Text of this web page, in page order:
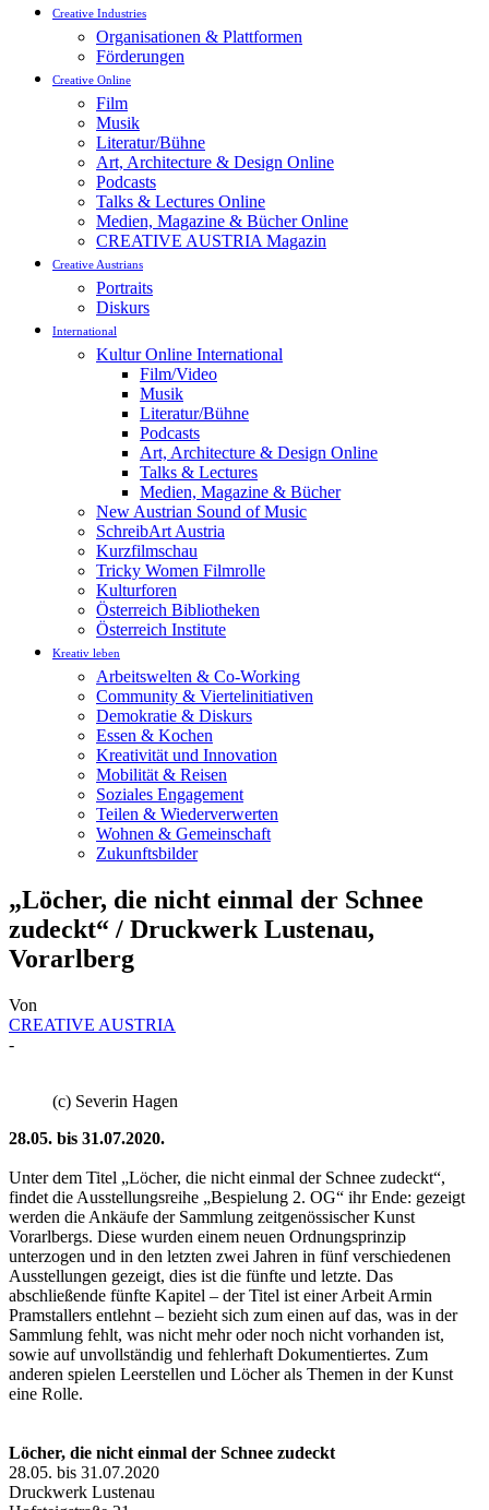
Creative Industries
Organisationen & Plattformen
Förderungen
Creative Online
Film
Musik
Literatur/Bühne
Art, Architecture & Design Online
Podcasts
Talks & Lectures Online
Medien, Magazine & Bücher Online
CREATIVE AUSTRIA Magazin
Creative Austrians
Portraits
Diskurs
International
Kultur Online International
Film/Video
Musik
Literatur/Bühne
Podcasts
Art, Architecture & Design Online
Talks & Lectures
Medien, Magazine & Bücher
New Austrian Sound of Music
SchreibArt Austria
Kurzfilmschau
Tricky Women Filmrolle
Kulturforen
Österreich Bibliotheken
Österreich Institute
Kreativ leben
Arbeitswelten & Co-Working
Community & Viertelinitiativen
Demokratie & Diskurs
Essen & Kochen
Kreativität und Innovation
Mobilität & Reisen
Soziales Engagement
Teilen & Wiederverwerten
Wohnen & Gemeinschaft
Zukunftsbilder
„Löcher, die nicht einmal der Schnee
zudeckt“ / Druckwerk Lustenau,
Vorarlberg
Von
CREATIVE AUSTRIA
-
(c) Severin Hagen
28.05. bis 31.07.2020.
Unter dem Titel „Löcher, die nicht einmal der Schnee zudeckt“,
findet die Ausstellungsreihe „Bespielung 2. OG“ ihr Ende: gezeigt
werden die Ankäufe der Sammlung zeitgenössischer Kunst
Vorarlbergs. Diese wurden einem neuen Ordnungsprinzip
unterzogen und in den letzten zwei Jahren in fünf verschiedenen
Ausstellungen gezeigt, dies ist die fünfte und letzte. Das
abschließende fünfte Kapitel – der Titel ist einer Arbeit Armin
Pramstallers entlehnt – bezieht sich zum einen auf das, was in der
Sammlung fehlt, was nicht mehr oder noch nicht vorhanden ist,
sowie auf unvollständig und fehlerhaft Dokumentiertes. Zum
anderen spielen Leerstellen und Löcher als Themen in der Kunst
eine Rolle.
Löcher, die nicht einmal der Schnee zudeckt
28.05. bis 31.07.2020
Druckwerk Lustenau